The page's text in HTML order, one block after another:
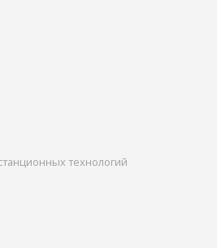
технологий